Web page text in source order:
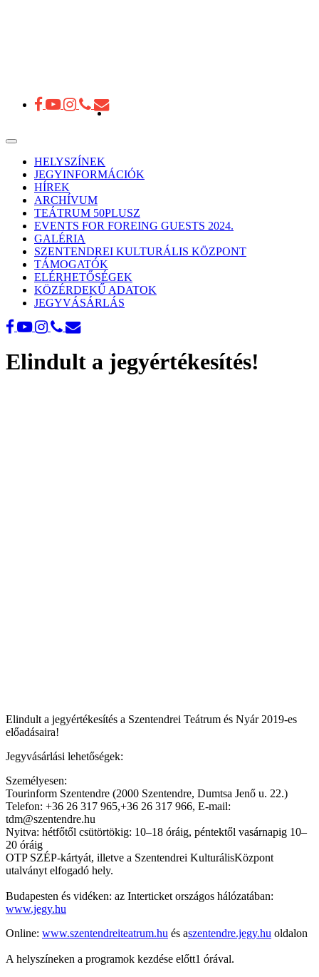
Toggle
navigationHELYSZÍNEK
JEGYINFORMÁCIÓK
HÍREK
ARCHÍVUM
TEÁTRUM 50PLUSZ
EVENTS FOR FOREING GUESTS 2024.
GALÉRIA
SZENTENDREI KULTURÁLIS KÖZPONT
TÁMOGATÓK
ELÉRHETŐSÉGEK
KÖZÉRDEKŰ ADATOK
JEGYVÁSÁRLÁS
Elindult a jegyértékesítés!
Elindult a jegyértékesítés a Szentendrei Teátrum és Nyár 2019-es
előadásaira!
Jegyvásárlási lehetőségek:
Személyesen:
Tourinform Szentendre (2000 Szentendre, Dumtsa Jenő u. 22.)
Telefon: +36 26 317 965,+36 26 317 966, E-mail:
tdm@szentendre.hu
Nyitva: hétfőtől csütörtökig: 10–18 óráig, péntektől vasárnapig 10–
20 óráig
OTP SZÉP-kártyát, illetve a Szentendrei KulturálisKözpont
utalványt elfogadó hely.
Budapesten és vidéken: az Interticket országos hálózatában:
www.jegy.hu
Online: www.szentendreiteatrum.hu és aszentendre.jegy.hu oldalon
A helyszíneken a programok kezdése előtt1 órával.